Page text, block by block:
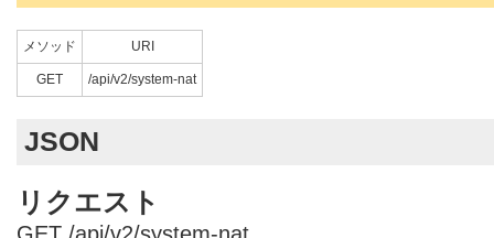
メソッド URI
GET /api/v2/system-nat
JSON
リクエスト